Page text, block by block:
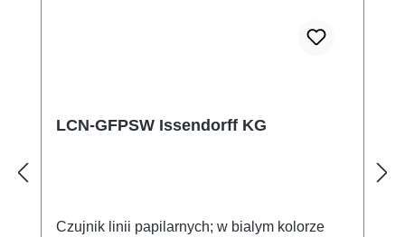
LCN-GFPSW Issendorff KG
Czujnik linii papilarnych; w bialym kolorze